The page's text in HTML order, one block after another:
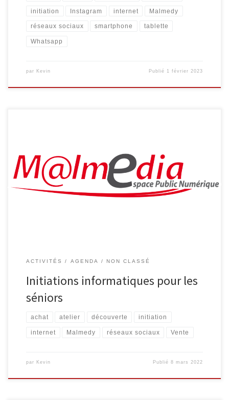
initiation Instagram internet Malmedy
réseaux sociaux smartphone tablette
Whatsapp
par Kevin Publié 1 février 2023
Malmedy propose aux séniors les ateliers suivants : Découverte
d’Internet Découvrez Internet et ses bases : recherche
d’information, envoi de courrier électronique … 4 séances
organisées les vendredis 22/04, 29/04, 06/05 et 13/05, de 9h30 à
11h30 Smartphone et tablette […]
ACTIVITÉS AGENDA NON CLASSÉ
Initiations informatiques pour les
séniors
achat atelier découverte initiation
internet Malmedy réseaux sociaux Vente
par Kevin Publié8 mars 2022